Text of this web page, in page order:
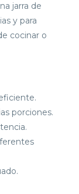
jarra de
y para
cocinar o
porciones.